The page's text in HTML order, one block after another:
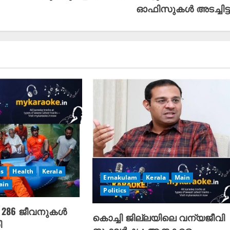
ഓഫിസുകൾ
Health
Kerala
286 ജീവനുകൾ
Ernakulam Kerala
Main
Politics
കൊച്ചി ജില്ലയിലെ വന്യജീവി